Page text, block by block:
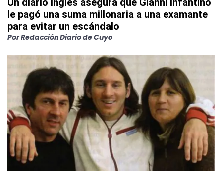
Un diario inglés asegura que Gianni Infantino
le pagó una suma millonaria a una examante
para evitar un escándalo
PorRedacción Diario de Cuyo